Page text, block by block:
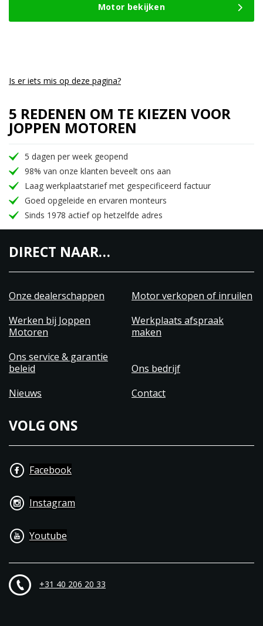
Motor bekijken
Is er iets mis op deze pagina?
5 REDENEN OM TE KIEZEN VOOR
JOPPEN MOTOREN
5 dagen per week geopend
98% van onze klanten beveelt ons aan
Laag werkplaatstarief met gespecificeerd factuur
Goed opgeleide en ervaren monteurs
Sinds 1978 actief op hetzelfde adres
DIRECT NAAR…
Onze dealerschappen
Motor verkopen of inruilen
Werken bij Joppen
Motoren
Werkplaats afspraak
maken
Ons service & garantie
beleid
Ons bedrijf
Nieuws
Contact
VOLG ONS
Facebook
Instagram
Youtube
+31 40 206 20 33